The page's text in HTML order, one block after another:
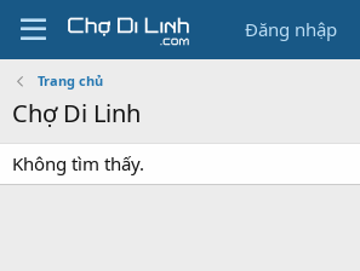
Đăng nhập
Trang chủ
Chợ Di Linh
Không tìm thấy.